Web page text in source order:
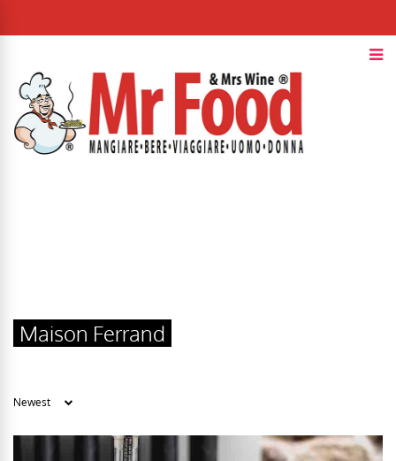
Maison Ferrand